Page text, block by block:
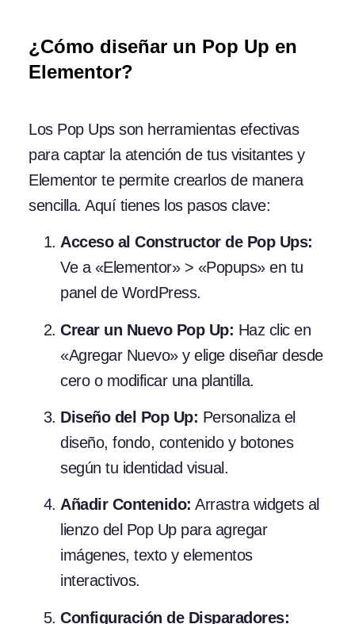
¿Cómo diseñar un Pop Up en
Elementor?
Los Pop Ups son herramientas efectivas
para captar la atención de tus visitantes y
Elementor te permite crearlos de manera
sencilla. Aquí tienes los pasos clave:
Acceso al Constructor de Pop Ups:
Ve a «Elementor» > «Popups» en tu
panel de WordPress.
Crear un Nuevo Pop Up: Haz clic en
«Agregar Nuevo» y elige diseñar desde
cero o modificar una plantilla.
Diseño del Pop Up: Personaliza el
diseño, fondo, contenido y botones
según tu identidad visual.
Añadir Contenido: Arrastra widgets al
lienzo del Pop Up para agregar
imágenes, texto y elementos
interactivos.
Configuración de Disparadores: